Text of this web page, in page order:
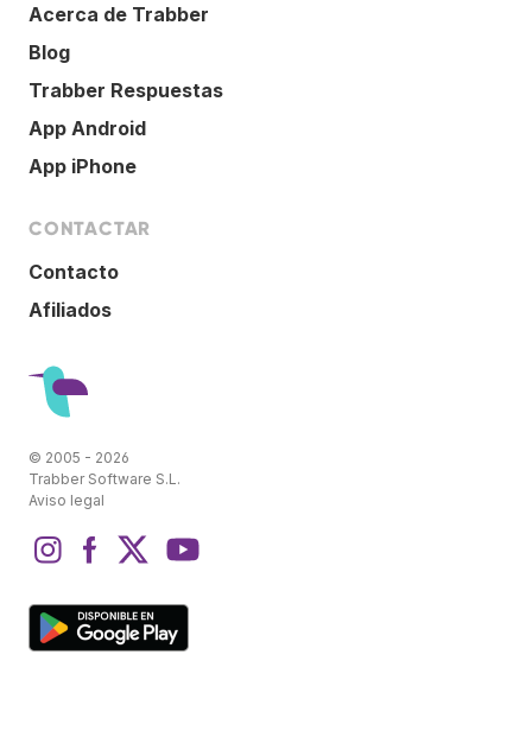
Acerca de Trabber
Blog
Trabber Respuestas
App Android
App iPhone
CONTACTAR
Contacto
Afiliados
© 2005 - 2026
Trabber Software S.L.
Aviso legal